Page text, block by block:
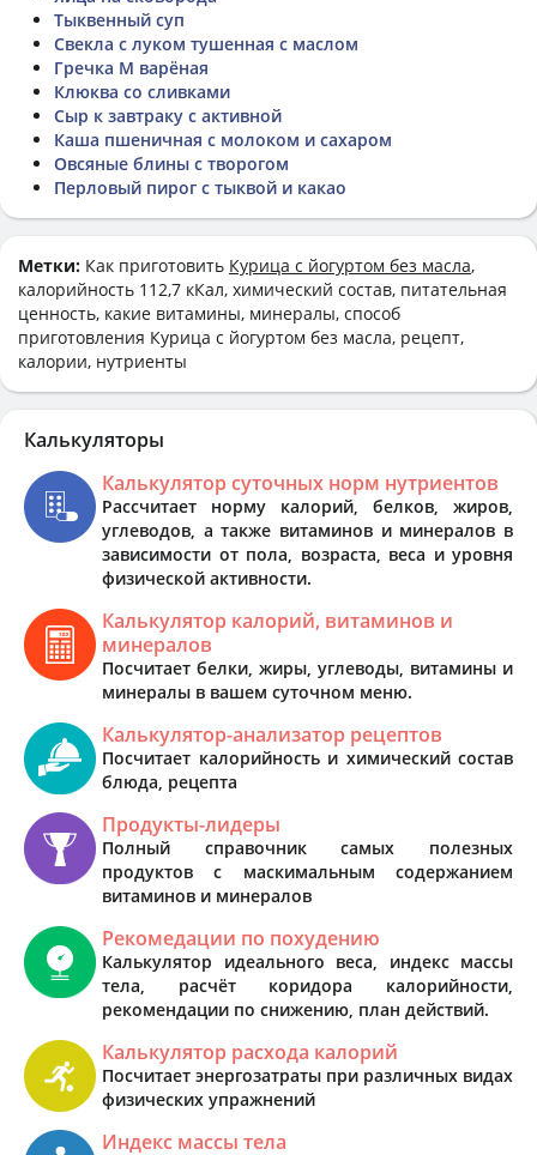
Тыквенный суп
Свекла с луком тушенная с маслом
Гречка М варёная
Клюква со сливками
Сыр к завтраку с активной
Каша пшеничная с молоком и сахаром
Овсяные блины с творогом
Перловый пирог с тыквой и какао
Метки: Как приготовить Курица с йогуртом без масла,
калорийность 112,7 кКал, химический состав, питательная
ценность, какие витамины, минералы, способ
приготовления Курица с йогуртом без масла, рецепт,
калории, нутриенты
Калькуляторы
Калькулятор суточных норм нутриентов
Рассчитает норму калорий, белков, жиров,
углеводов, а также витаминов и минералов в
зависимости от пола, возраста, веса и уровня
физической активности.
Калькулятор калорий, витаминов и
минералов
Посчитает белки, жиры, углеводы, витамины и
минералы в вашем суточном меню.
Калькулятор-анализатор рецептов
Посчитает калорийность и химический состав
блюда, рецепта
Продукты-лидеры
Полный справочник самых полезных
продуктов с маскимальным содержанием
витаминов и минералов
Рекомедации по похудению
Калькулятор идеального веса, индекс массы
тела, расчёт коридора калорийности,
рекомендации по снижению, план действий.
Калькулятор расхода калорий
Посчитает энергозатраты при различных видах
физических упражнений
Индекс массы тела